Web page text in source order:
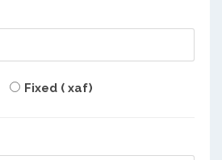
Fixed ( xaf)